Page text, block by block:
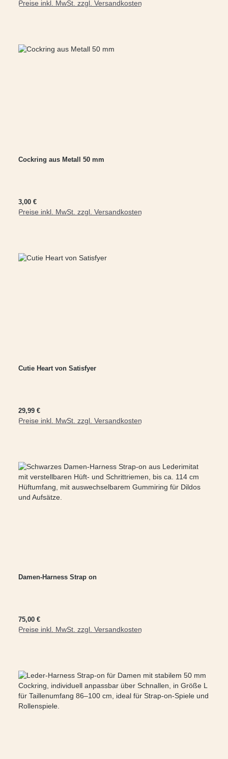
Preise inkl. MwSt. zzgl. Versandkosten
In den Warenkorb
Cockring aus Metall 50 mm
Regulärer Preis:
3,00 €
Preise inkl. MwSt. zzgl. Versandkosten
In den Warenkorb
Cutie Heart von Satisfyer
Regulärer Preis:
29,99 €
Preise inkl. MwSt. zzgl. Versandkosten
In den Warenkorb
Damen-Harness Strap on
Regulärer Preis:
75,00 €
Preise inkl. MwSt. zzgl. Versandkosten
In den Warenkorb